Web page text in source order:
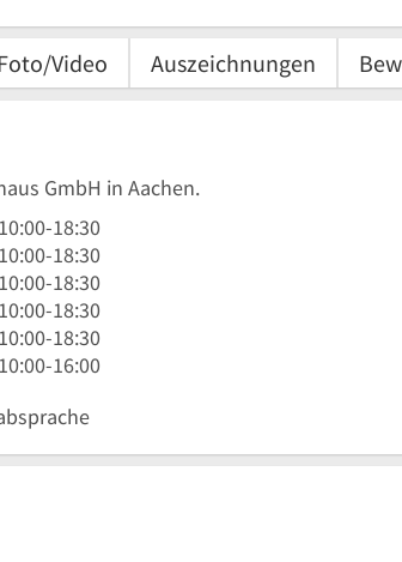
Video Auszeichnungen
GmbH in Aachen.
10
Uhr
bis
18
Uhr
30
10:00-18:30
10
Uhr
bis
18
Uhr
10:00-18:30
10
Uhr
bis
18
10:00-18:30
10
Uhr
bis
10:00-18:30
10
Uhr
10:00-18:30
10
10:00-16:00